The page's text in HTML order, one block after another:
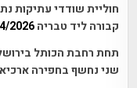
חוליית שודדי עתיקות
קבורה ליד טבריה 2026
תחת רחבת הכותל
שני נחשף בחפירה